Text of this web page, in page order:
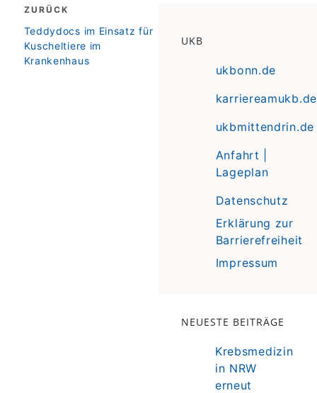
Beitragsnavigation
ZURÜCK
zurück
Teddydocs im Einsatz für
Kuscheltiere im
Krankenhaus
UKB
ukbonn.de
karriereamukb.de
ukbmittendrin.de
Anfahrt |
Lageplan
Datenschutz
Erklärung zur
Barrierefreiheit
Impressum
NEUESTE BEITRÄGE
Krebsmedizin
in NRW
erneut